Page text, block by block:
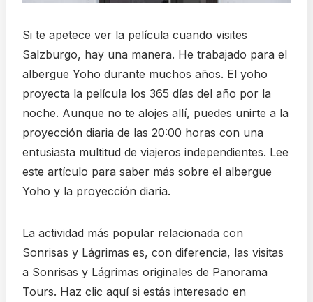
Si te apetece ver la película cuando visites
Salzburgo, hay una manera. He trabajado para el
albergue Yoho durante muchos años. El yoho
proyecta la película los 365 días del año por la
noche. Aunque no te alojes allí, puedes unirte a la
proyección diaria de las 20:00 horas con una
entusiasta multitud de viajeros independientes. Lee
este artículo para saber más sobre el albergue
Yoho y la proyección diaria.
La actividad más popular relacionada con
Sonrisas y Lágrimas es, con diferencia, las visitas
a Sonrisas y Lágrimas originales de Panorama
Tours. Haz clic aquí si estás interesado en